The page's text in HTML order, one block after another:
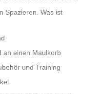
Spazieren. Was ist
an einen Maulkorb
und Training